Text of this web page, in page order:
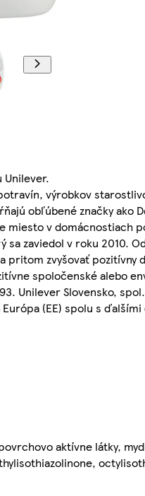
výrobkov
obľúbené značky ako
miesto v domácnostiach
sa zaviedol v roku 2010.
zvyšovať
spoločenské alebo
Unilever Slovensko,
(EE) spolu s
aktívne látky,